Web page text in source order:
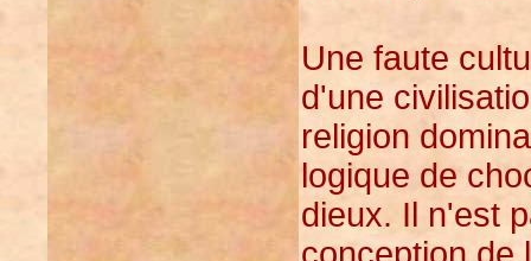
Une faute
d'une
religion
logique de
dieux. Il n'est